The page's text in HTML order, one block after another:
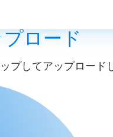
プロード
プしてアップロード